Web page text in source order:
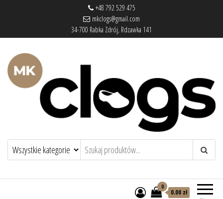
+48 792 529 475
mkclogs@gmail.com
34-700 Rabka Zdrój, Rdzawka 141
mkclogs – sklep obuwniczysklep obuwniczy – drewniaki, buty
medyczne, pantofle, klapki
0
0.00 zł